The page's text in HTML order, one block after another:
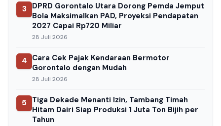
3
DPRD Gorontalo Utara Dorong Pemda Jemput
Bola Maksimalkan PAD, Proyeksi Pendapatan
2027 Capai Rp720 Miliar
28 Juli 2026
4 Cara Cek Pajak Kendaraan Bermotor
Gorontalo dengan Mudah
28 Juli 2026
5
Tiga Dekade Menanti Izin, Tambang Timah
Hitam Dairi Siap Produksi 1 Juta Ton Bijih per
Tahun